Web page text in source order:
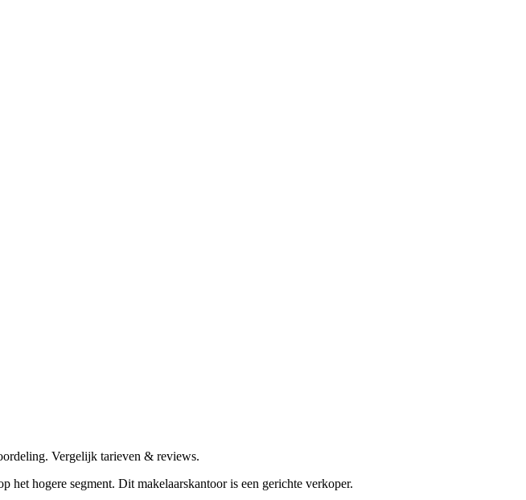
Vergelijk tarieven & reviews.
het hogere segment. Dit makelaarskantoor is een gerichte verkoper.